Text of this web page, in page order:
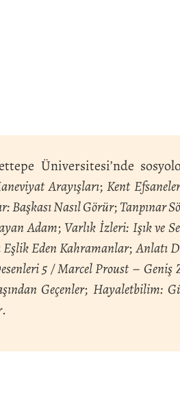
Üniversitesi’nde
Arayışları;Kent
Başkası Nasıl Görür;Tanpınar
Adam; Varlık İzleri: Işık ve
Eşlik Eden Kahramanlar;Anlatı
5 / Marcel Proust– Geniş
Geçenler; Hayaletbilim:
.